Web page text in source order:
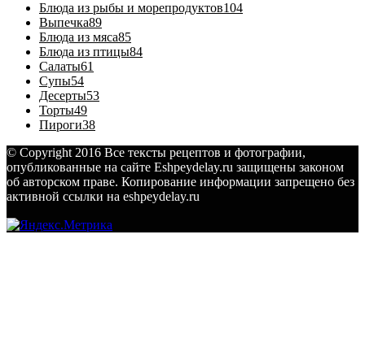
Блюда из рыбы и морепродуктов104
Выпечка89
Блюда из мяса85
Блюда из птицы84
Салаты61
Супы54
Десерты53
Торты49
Пироги38
© Copyright 2016 Все тексты рецептов и фотографии,
опубликованные на сайте Eshpeydelay.ru защищены законом
об авторском праве. Копирование информации запрещено без
активной ссылки на eshpeydelay.ru